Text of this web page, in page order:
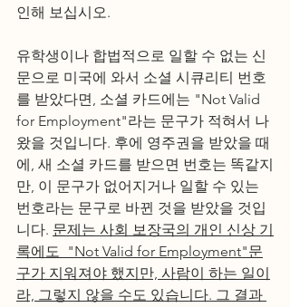
인해 보십시오.
유학생이나 합법적으로 일할 수 없는 신
문으로 미국에 와서 소셜 시큐리티 번호
를 받았다면, 소셜 카드에는 "Not Valid
for Employment"라는 문구가 적혀서 나
왔을 것입니다. 후에 영주권을 받았을 때
에, 새 소셜 카드를 받으면 번호는 똑같지
만, 이 문구가 없어지거나 일할 수 있는
번호라는 문구로 바뀐 것을 받았을 것입
니다. 문제는 사회 보장국의 개인 신상 기
록에도  "Not Valid for Employment"문
구가 지워져야 했지만, 사람이 하는 일이
라, 그렇지 않을 수도 있습니다. 그 결과